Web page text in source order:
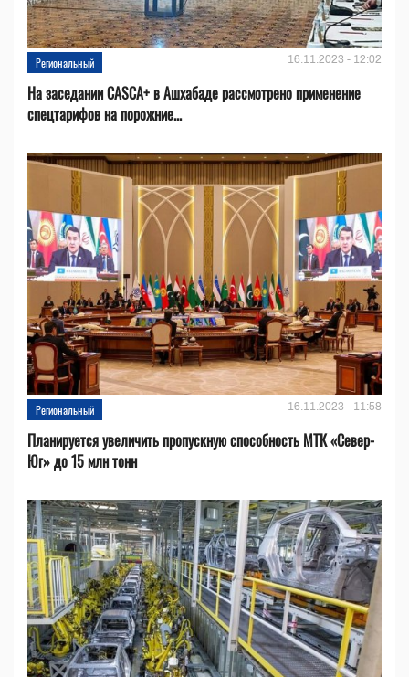
Региональный 16.11.2023 - 12:02
На заседании CASCA+ в Ашхабаде рассмотрено применение
спецтарифов на порожние...
Региональный 16.11.2023 - 11:58
Планируется увеличить пропускную способность МТК «Север-
Юг» до 15 млн тонн